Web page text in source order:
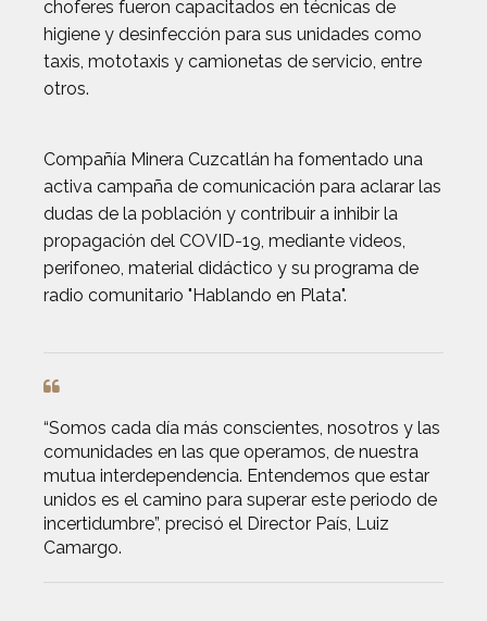
choferes fueron capacitados en técnicas de
higiene y desinfección para sus unidades como
taxis, mototaxis y camionetas de servicio, entre
otros.
Compañía Minera Cuzcatlán ha fomentado una
activa campaña de comunicación para aclarar las
dudas de la población y contribuir a inhibir la
propagación del COVID-19, mediante videos,
perifoneo, material didáctico y su programa de
radio comunitario "Hablando en Plata".
“Somos cada día más conscientes, nosotros y las
comunidades en las que operamos, de nuestra
mutua interdependencia. Entendemos que estar
unidos es el camino para superar este periodo de
incertidumbre”, precisó el Director País, Luiz
Camargo.